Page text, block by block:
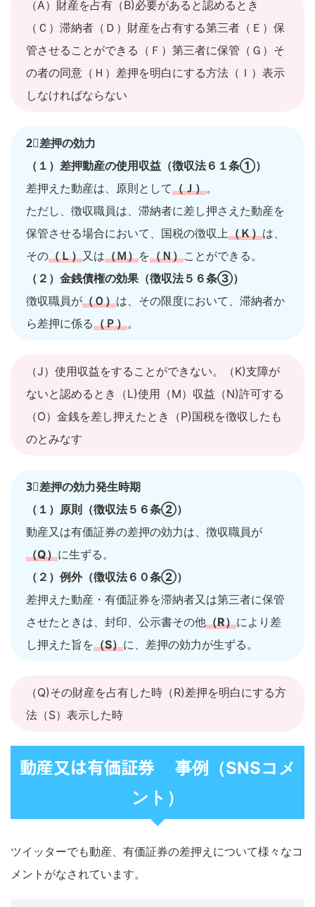
（A）財産を占有（B)必要があると認めるとき
（Ｃ）滞納者（Ｄ）財産を占有する第三者（Ｅ）保
管させることができる（Ｆ）第三者に保管（Ｇ）そ
の者の同意（Ｈ）差押を明白にする方法（Ｉ）表示
しなければならない
2⃣差押の効力
（１）差押動産の使用収益（徴収法６１条①）
差押えた動産は、原則として（Ｊ）。
ただし、徴収職員は、滞納者に差し押さえた動産を
保管させる場合において、国税の徴収上（Ｋ）は、
その（Ｌ）又は（Ｍ）を（Ｎ）ことができる。
（２）金銭債権の効果（徴収法５６条③）
徴収職員が（Ｏ）は、その限度において、滞納者か
ら差押に係る（Ｐ）。
（J）使用収益をすることができない。（K)支障が
ないと認めるとき（L)使用（M）収益（N)許可する
（O）金銭を差し押えたとき（P)国税を徴収したも
のとみなす
3⃣差押の効力発生時期
（１）原則（徴収法５６条②）
動産又は有価証券の差押の効力は、徴収職員が
（Q）に生ずる。
（２）例外（徴収法６０条②）
差押えた動産・有価証券を滞納者又は第三者に保管
させたときは、封印、公示書その他（R）により差
し押えた旨を（S）に、差押の効力が生ずる。
（Q)その財産を占有した時（R)差押を明白にする方
法（S）表示した時
動産又は有価証券
事例（SNSコメ
ント）
ツイッターでも動産、有価証券の差押えについて様々なコ
メントがなされています。